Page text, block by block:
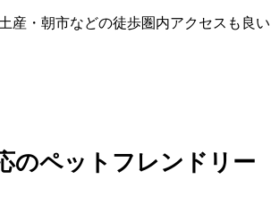
産・朝市などの徒歩圏内アクセスも良い
のペットフレンドリー